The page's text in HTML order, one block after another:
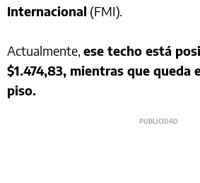
Internacional (FMI).
Actualmente, ese techo está
$1.474,83, mientras que queda
piso.